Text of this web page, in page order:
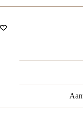
Glitter
Gerimpelde